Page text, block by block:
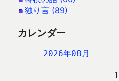
独り言 (89)
カレンダー
2026年08月
                   1